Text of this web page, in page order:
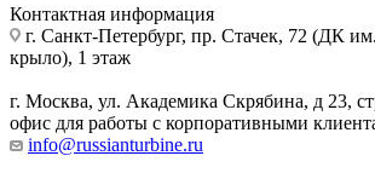
Контактная информация
г. Санкт-Петербург, пр. Стачек, 72 (ДК
крыло), 1 этаж
г. Москва, ул. Академика Скрябина, д 23,
офис для работы с корпоративными
info@russianturbine.ru